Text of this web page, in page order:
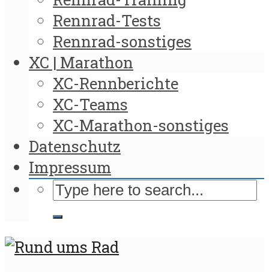
Rennrad-Tests
Rennrad-sonstiges
XC | Marathon
XC-Rennberichte
XC-Teams
XC-Marathon-sonstiges
Datenschutz
Impressum